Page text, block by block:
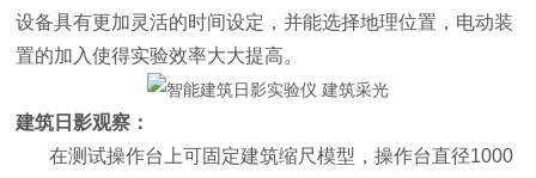
设备具有更加灵活的时间设定，并能选择地理位置，电动装
置的加入使得实验效率大大提高。
建筑日影观察：
在测试操作台上可固定建筑缩尺模型，操作台直径1000